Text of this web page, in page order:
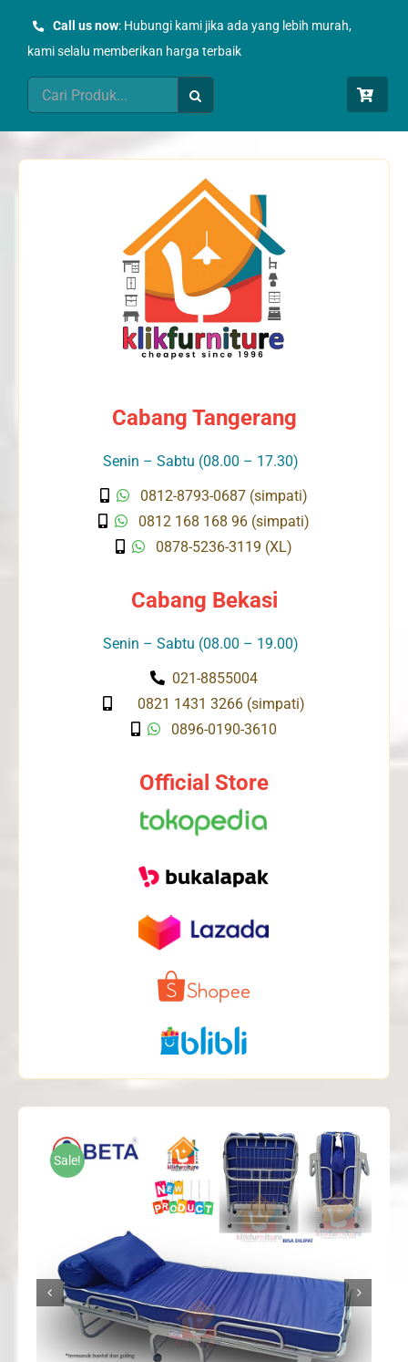
Call us now: Hubungi kami jika ada yang lebih murah,
kami selalu memberikan harga terbaik
Search
for:
Cabang Tangerang
Senin – Sabtu (08.00 – 17.30)
0812-8793-0687 (simpati)
0812 168 168 96 (simpati)
0878-5236-3119 (XL)
Cabang Bekasi
Senin – Sabtu (08.00 – 19.00)
021-8855004
0821 1431 3266 (simpati)
0896-0190-3610
Official Store
Sale!
 